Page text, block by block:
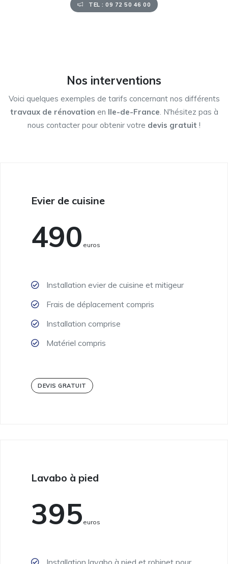
TEL : 09 72 50 46 00
Nos interventions
Voici quelques exemples de tarifs concernant nos différents
travaux de rénovation en Ile-de-France. N'hésitez pas à
nous contacter pour obtenir votre devis gratuit !
Evier de cuisine
490 Euros
Installation evier de cuisine et mitigeur
Frais de déplacement compris
Installation comprise
Matériel compris
DEVIS GRATUIT
Lavabo à pied
395 Euros